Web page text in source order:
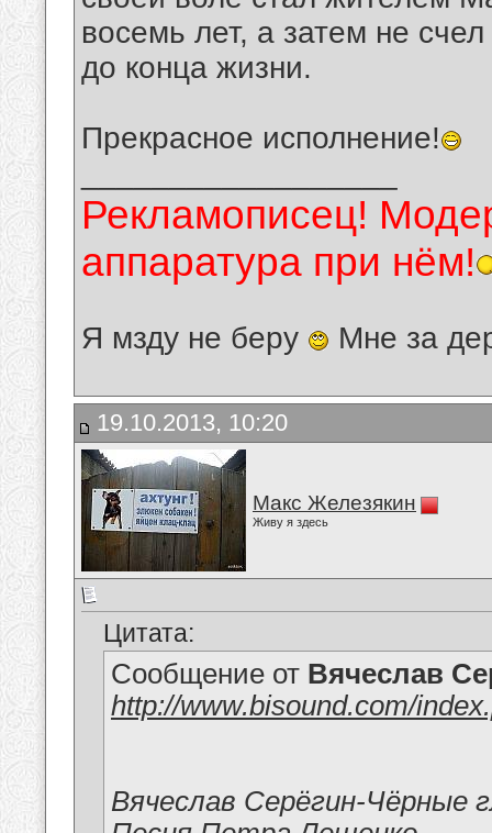
восемь лет, а затем не
до конца жизни.
Прекрасное исполнение!
Рекламописец!
аппаратура при нём!
Я мзду не беру Мне за
19.10.2013, 10:20
Макс Железякин
Живу я здесь
Цитата:
Сообщение от Вячеслав
http://www.bisound.com/
Вячеслав Серёгин-Чёрные